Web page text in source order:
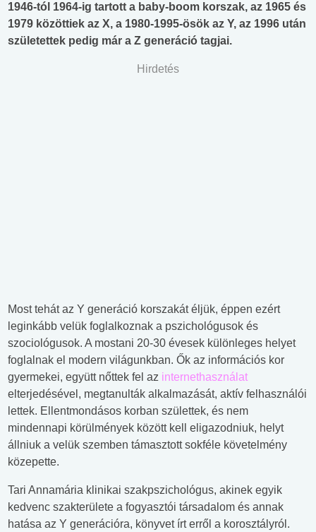
1946-tól 1964-ig tartott a baby-boom korszak, az 1965 és
1979 közöttiek az X, a 1980-1995-ösök az Y, az 1996 után
születettek pedig már a Z generáció tagjai.
Hirdetés
Most tehát az Y generáció korszakát éljük, éppen ezért
leginkább velük foglalkoznak a pszichológusok és
szociológusok. A mostani 20-30 évesek különleges helyet
foglalnak el modern világunkban. Ők az információs kor
gyermekei, együtt nőttek fel az internethasználat
elterjedésével, megtanulták alkalmazását, aktív felhasználói
lettek. Ellentmondásos korban születtek, és nem
mindennapi körülmények között kell eligazodniuk, helyt
állniuk a velük szemben támasztott sokféle követelmény
közepette.
Tari Annamária klinikai szakpszichológus, akinek egyik
kedvenc szakterülete a fogyasztói társadalom és annak
hatása az Y generációra, könyvet írt erről a korosztályról.